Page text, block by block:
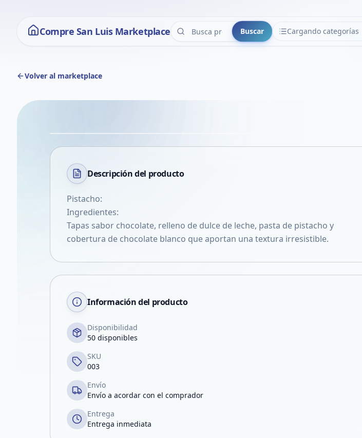
Compre San Luis Marketplace Buscar Cargando categorías
CATEGORÍAS
Volver al marketplace
VER EN PANTALLA COMPLETA
Descripción del producto
Pistacho:
Ingredientes:
Tapas sabor chocolate, relleno de dulce de leche, pasta de pistacho y
cobertura de chocolate blanco que aportan una textura irresistible.
Información del producto
Disponibilidad
50 disponibles
SKU
003
Envío
Envío a acordar con el comprador
Entrega
Entrega inmediata